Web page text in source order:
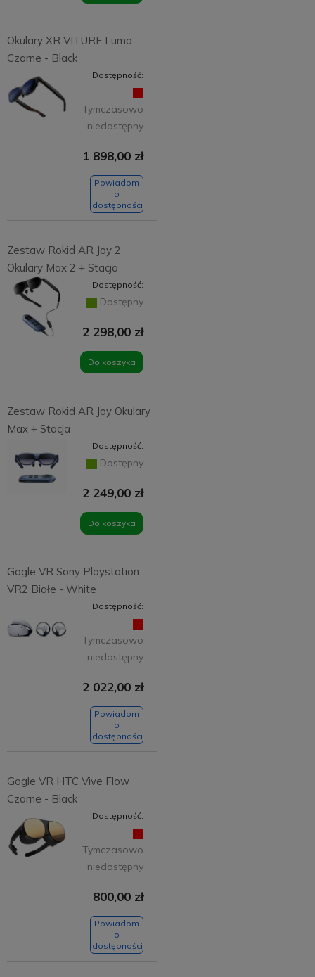
Okulary XR VITURE Luma
Czarne - Black
Dostępność:
Tymczasowo
niedostępny
1 898,00 zł
Powiadom
o
dostępności
Zestaw Rokid AR Joy 2
Okulary Max 2 + Stacja
Dostępność:
Dostępny
2 298,00 zł
Do koszyka
Zestaw Rokid AR Joy Okulary
Max + Stacja
Dostępność:
Dostępny
2 249,00 zł
Do koszyka
Gogle VR Sony Playstation
VR2 Białe - White
Dostępność:
Tymczasowo
niedostępny
2 022,00 zł
Powiadom
o
dostępności
Gogle VR HTC Vive Flow
Czarne - Black
Dostępność:
Tymczasowo
niedostępny
800,00 zł
Powiadom
o
dostępności